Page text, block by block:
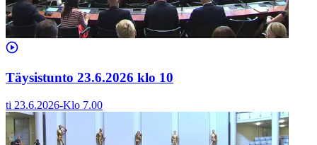
Täysistunto 23.6.2026 klo 10
ti 23.6.2026-Klo 7.00